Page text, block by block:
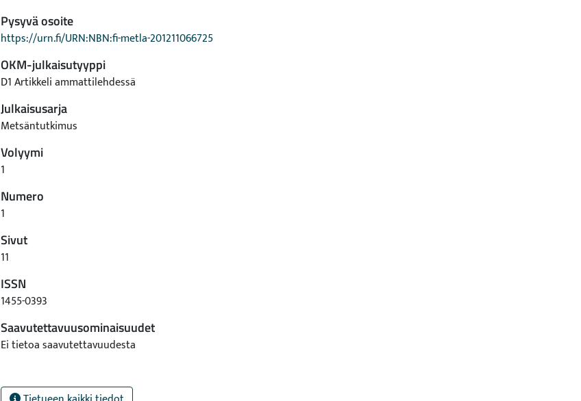
Pysyvä osoite
https://urn.fi/URN:NBN:fi-metla-201211066725
OKM-julkaisutyyppi
D1 Artikkeli ammattilehdessä
Julkaisusarja
Metsäntutkimus
Volyymi
1
Numero
1
Sivut
11
ISSN
1455-0393
Saavutettavuusominaisuudet
Ei tietoa saavutettavuudesta